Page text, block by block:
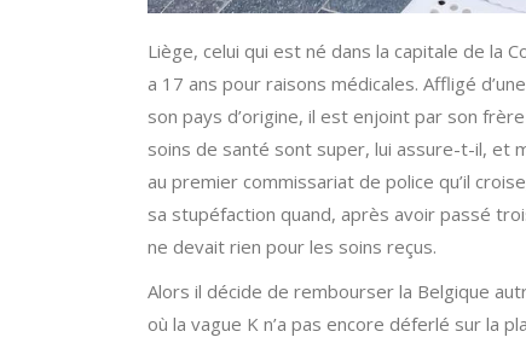
Liège, celui qui est né dans la capitale de la
a 17 ans pour raisons médicales. Affligé
son pays d’origine, il est enjoint par son
soins de santé sont super, lui assure-t-il, et
au premier commissariat de police qu’il
sa stupéfaction quand, après avoir passé
ne devait rien pour les soins reçus.
Alors il décide de rembourser la Belgique
où la vague K n’a pas encore déferlé sur la